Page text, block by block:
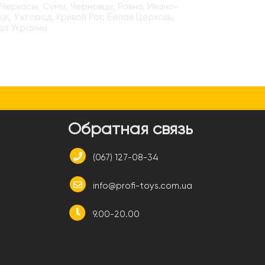
Сумы, Черновцы, Ровно, Ивано-
Ужгород, Кривой Рог, Белая Церковь,
Украины
Обратная связь
(067) 127-08-34
info@profi-toys.com.ua
9.00-20.00